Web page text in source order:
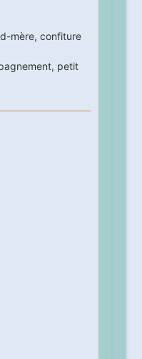
mère, confiture
, petit